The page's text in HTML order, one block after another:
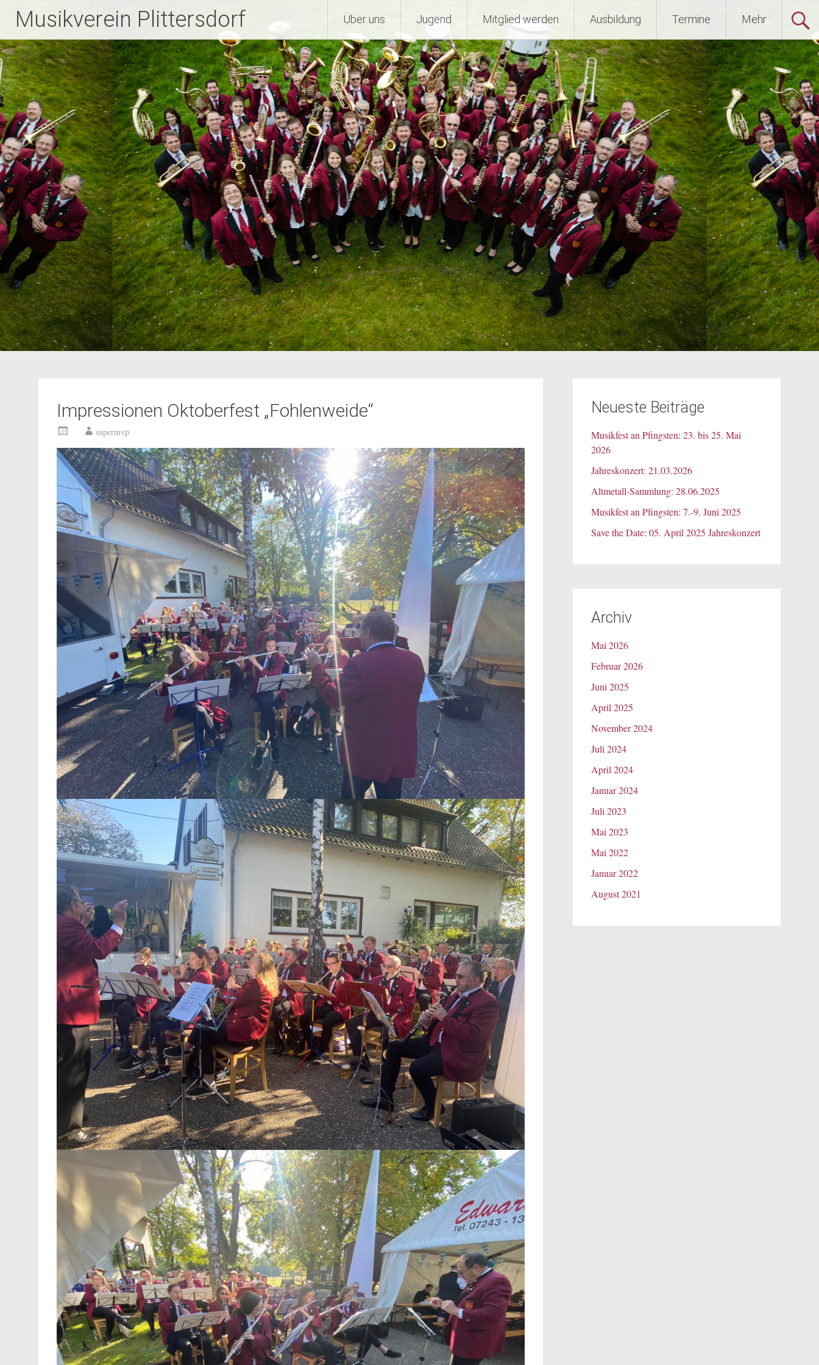
InhaltMusikverein Plittersdorf Über uns Jugend Mitglied werden Ausbildung Termine Mehr
Impressionen Oktoberfest „Fohlenweide“
supermvp
Neueste Beiträge
Musikfest an Pfingsten: 23. bis 25. Mai
2026
Jahreskonzert: 21.03.2026
Altmetall-Sammlung: 28.06.2025
Musikfest an Pfingsten: 7.-9. Juni 2025
Save the Date: 05. April 2025 Jahreskonzert
Archiv
Mai 2026
Februar 2026
Juni 2025
April 2025
November 2024
Juli 2024
April 2024
Januar 2024
Juli 2023
Mai 2023
Mai 2022
Januar 2022
August 2021